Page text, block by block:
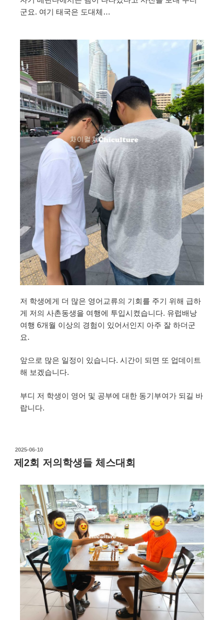
군요. 여기 태국은 도대체…
저 학생에게 더 많은 영어교류의 기회를 주기 위해 급하
게 저의 사촌동생을 여행에 투입시켰습니다. 유럽배낭
여행 6개월 이상의 경험이 있어서인지 아주 잘 하더군
요.
앞으로 많은 일정이 있습니다. 시간이 되면 또 업데이트
해 보겠습니다.
부디 저 학생이 영어 및 공부에 대한 동기부여가 되길 바
랍니다.
2025-06-10
제2회 저의학생들 체스대회